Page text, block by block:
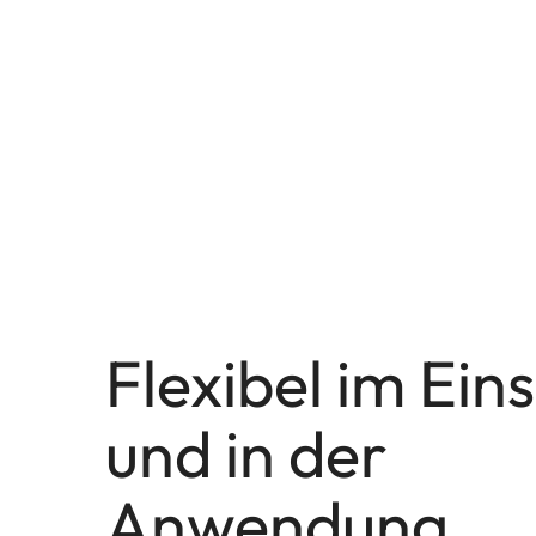
Flexibel im
und in der